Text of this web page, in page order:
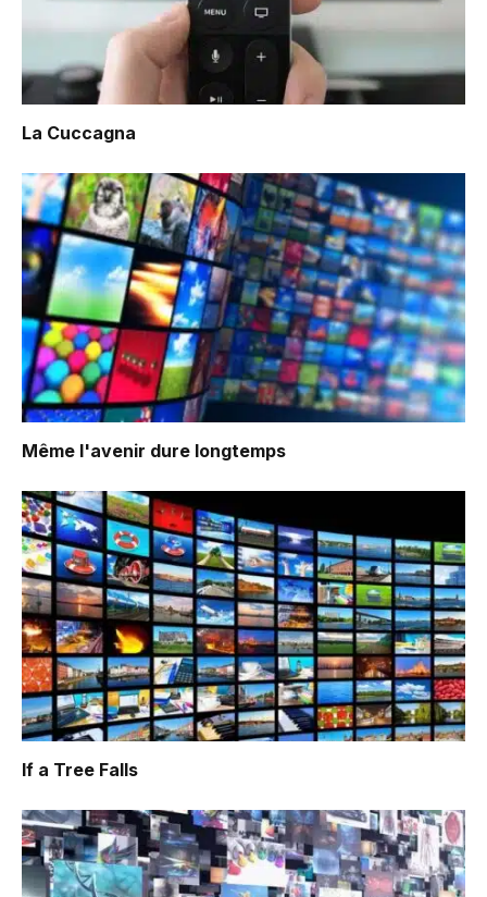
La Cuccagna
Même l'avenir dure longtemps
If a Tree Falls